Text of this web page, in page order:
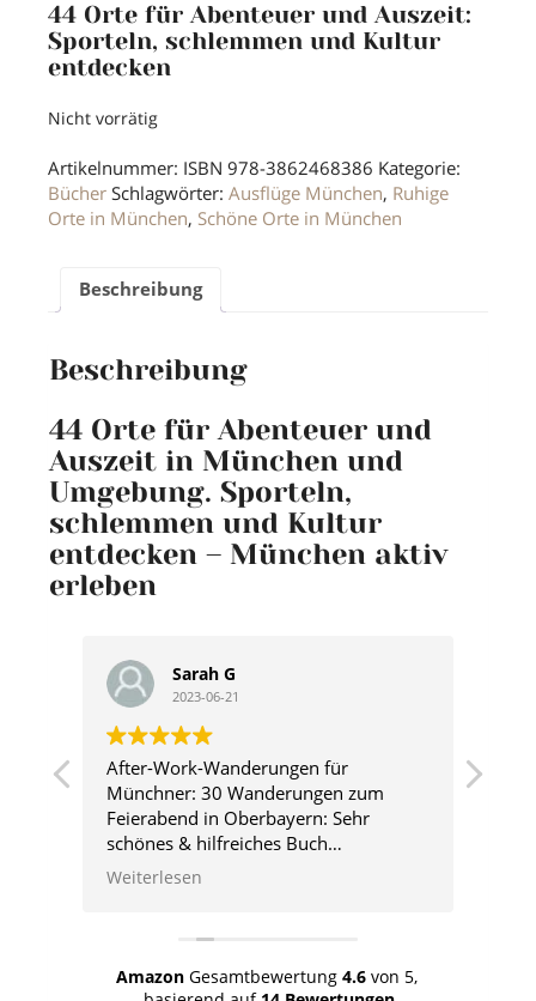
44 Orte für Abenteuer und Auszeit:
Sporteln, schlemmen und Kultur
entdecken
Nicht vorrätig
Artikelnummer: ISBN 978-3862468386 Kategorie:
Bücher Schlagwörter: Ausflüge München, Ruhige
Orte in München, Schöne Orte in München
Beschreibung
Beschreibung
44 Orte für Abenteuer und
Auszeit in München und
Umgebung. Sporteln,
schlemmen und Kultur
entdecken – München aktiv
erleben
Sarah G
2023-06-21
After-Work-Wanderungen für
Münchner: 30 Wanderungen zum
Feierabend in Oberbayern: Sehr
schönes & hilfreiches Buch
Das Buch ist sehr schön aufgemacht.
loszuwandern.Ein paar wenige
Wanderungen kannte ich schon, es
sind aber auch viele neue
Weiterlesen
Amazon Gesamtbewertung 4.6 von 5,